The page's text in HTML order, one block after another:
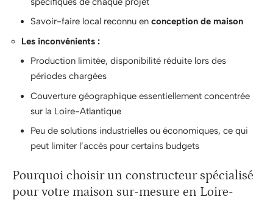
Savoir-faire local reconnu en conception de maison
Les inconvénients :
Production limitée, disponibilité réduite lors des
périodes chargées
Couverture géographique essentiellement concentrée
sur la Loire-Atlantique
Peu de solutions industrielles ou économiques, ce qui
peut limiter l’accès pour certains budgets
Pourquoi choisir un constructeur spécialisé
pour votre maison sur-mesure en Loire-